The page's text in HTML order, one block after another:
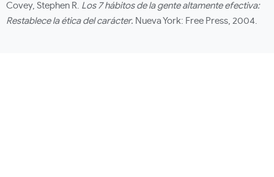
Covey, Stephen R. Los 7 hábitos de la gente altamente efectiva:
Restablece la ética del carácter. Nueva York: Free Press, 2004.